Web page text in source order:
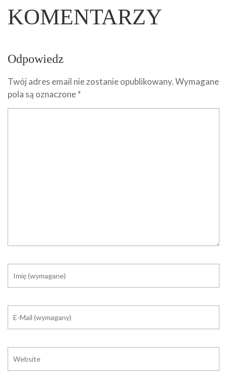
KOMENTARZY
Odpowiedz
Twój adres email nie zostanie opublikowany.Wymagane
pola są oznaczone*